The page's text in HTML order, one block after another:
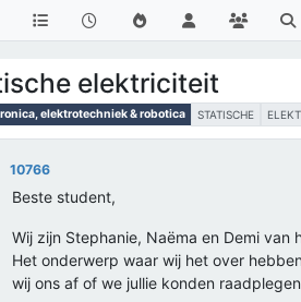
elektriciteit
elektrotechniek & robotica STATISCHE
10766
Beste student,
Wij zijn Stephanie, Naëma en Demi
Het onderwerp waar wij het over
wij ons af of we jullie konden raadplegen